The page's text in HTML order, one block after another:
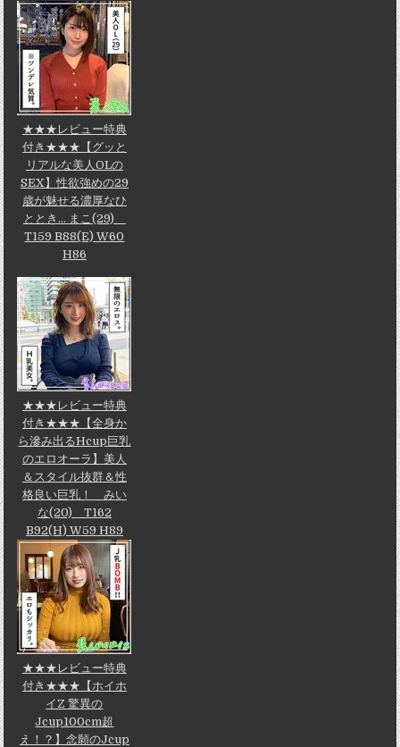
★★★レビュー特典
付き★★★【グッと
リアルな美人OLの
SEX】性欲強めの29
歳が魅せる濃厚なひ
ととき... まこ(29)
T159 B88(E) W60
H86
★★★レビュー特典
付き★★★【全身か
ら滲み出るHcup巨乳
のエロオーラ】美人
＆スタイル抜群＆性
格良い巨乳！ みい
な(20) T162
B92(H) W59 H89
★★★レビュー特典
付き★★★【ホイホ
イZ 驚異の
Jcup100cm超
え！？】念願のJcup